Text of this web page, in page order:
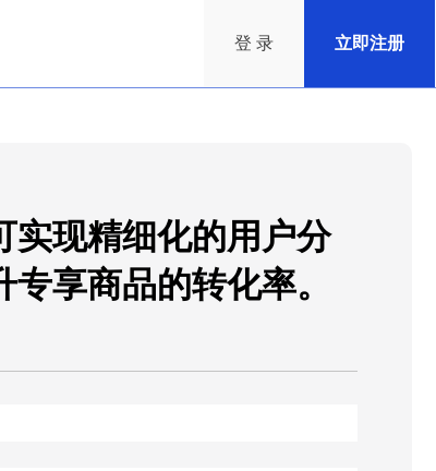
登 录 立即注册
实现精细化的用户分
享商品的转化率。